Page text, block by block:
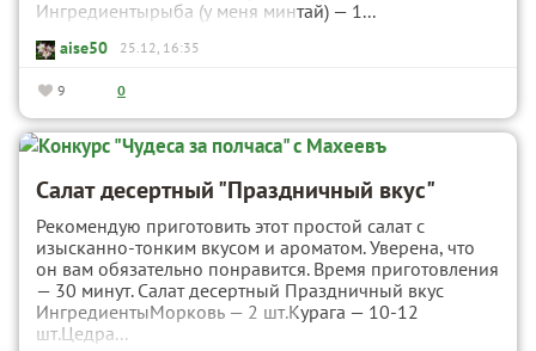
Ингредиентырыба (у меня минтай) — 1...
aise50 25.12, 16:35
9 0
Салат десертный "Праздничный вкус"
Рекомендую приготовить этот простой салат с
изысканно-тонким вкусом и ароматом. Уверена, что
он вам обязательно понравится. Время приготовления
— 30 минут. Салат десертный Праздничный вкус
ИнгредиентыМорковь — 2 шт.Курага — 10-12
шт.Цедра...